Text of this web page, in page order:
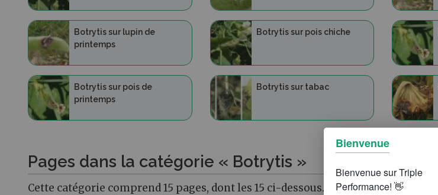
Botrytis sur lupin de
printemps
Botrytis sur pois chiche
Botrytis sur pois de
printemps
Botrytis sur tabac
Pages dans la catégorie « Botrytis »
Cette catégorie comprend 15 pages, dont les 15 ci-dessous.
Bienvenue